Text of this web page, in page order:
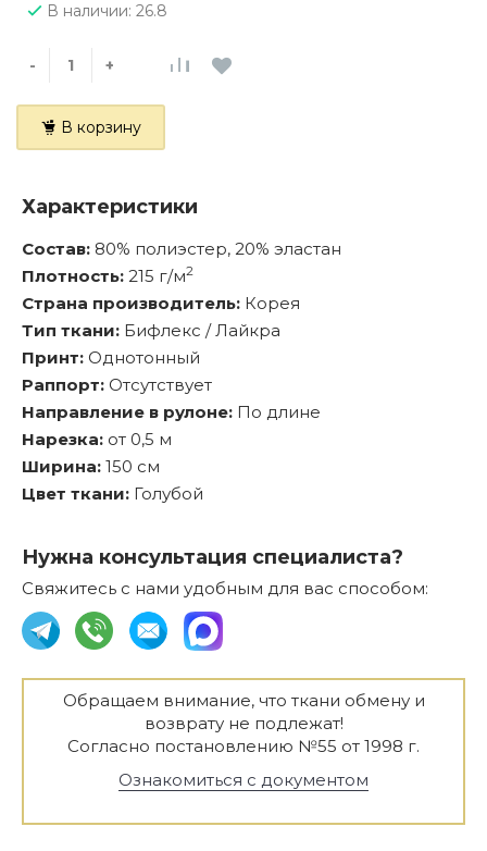
В наличии: 26.8
- +
В корзину
Характеристики
Состав: 80% полиэстер, 20% эластан
Плотность: 215 г/м2
Страна производитель: Корея
Тип ткани: Бифлекс / Лайкра
Принт: Однотонный
Раппорт: Отсутствует
Направление в рулоне: По длине
Нарезка: от 0,5 м
Ширина: 150 см
Цвет ткани: Голубой
Нужна консультация специалиста?
Свяжитесь с нами удобным для вас способом:
Обращаем внимание, что ткани обмену и
возврату не подлежат!
Согласно постановлению №55 от 1998 г.
Ознакомиться с документом